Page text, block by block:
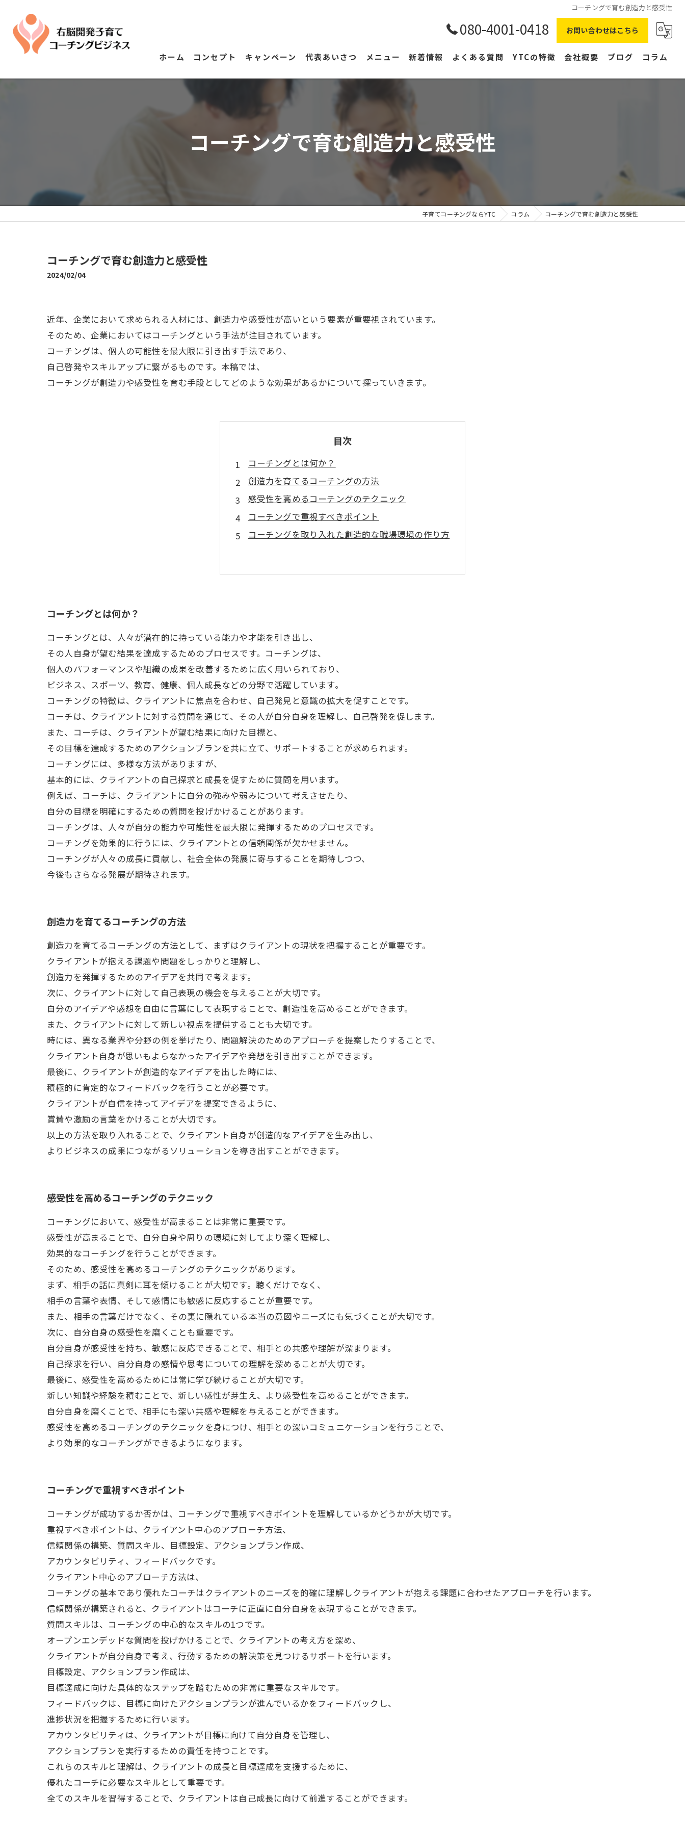
コーチングで育む創造力と感受性
080-4001-0418 お問い合わせはこちら
ホーム コンセプト キャンペーン 代表あいさつ メニュー 新着情報 よくある質問 YTCの特徴 会社概要 ブログ コラム
コーチングで育む創造力と感受性
子育てコーチングならYTC コラム コーチングで育む創造力と感受性
コーチングで育む創造力と感受性
2024/02/04
近年、企業において求められる人材には、創造力や感受性が高いという要素が重要視されています。
そのため、企業においてはコーチングという手法が注目されています。
コーチングは、個人の可能性を最大限に引き出す手法であり、
自己啓発やスキルアップに繋がるものです。本稿では、
コーチングが創造力や感受性を育む手段としてどのような効果があるかについて探っていきます。
目次
コーチングとは何か？
創造力を育てるコーチングの方法
感受性を高めるコーチングのテクニック
コーチングで重視すべきポイント
コーチングを取り入れた創造的な職場環境の作り方
コーチングとは何か？
コーチングとは、人々が潜在的に持っている能力や才能を引き出し、
その人自身が望む結果を達成するためのプロセスです。コーチングは、
個人のパフォーマンスや組織の成果を改善するために広く用いられており、
ビジネス、スポーツ、教育、健康、個人成長などの分野で活躍しています。
コーチングの特徴は、クライアントに焦点を合わせ、自己発見と意識の拡大を促すことです。
コーチは、クライアントに対する質問を通じて、その人が自分自身を理解し、自己啓発を促します。
また、コーチは、クライアントが望む結果に向けた目標と、
その目標を達成するためのアクションプランを共に立て、サポートすることが求められます。
コーチングには、多様な方法がありますが、
基本的には、クライアントの自己探求と成長を促すために質問を用います。
例えば、コーチは、クライアントに自分の強みや弱みについて考えさせたり、
自分の目標を明確にするための質問を投げかけることがあります。
コーチングは、人々が自分の能力や可能性を最大限に発揮するためのプロセスです。
コーチングを効果的に行うには、クライアントとの信頼関係が欠かせません。
コーチングが人々の成長に貢献し、社会全体の発展に寄与することを期待しつつ、
今後もさらなる発展が期待されます。
創造力を育てるコーチングの方法
創造力を育てるコーチングの方法として、まずはクライアントの現状を把握することが重要です。
クライアントが抱える課題や問題をしっかりと理解し、
創造力を発揮するためのアイデアを共同で考えます。
次に、クライアントに対して自己表現の機会を与えることが大切です。
自分のアイデアや感想を自由に言葉にして表現することで、創造性を高めることができます。
また、クライアントに対して新しい視点を提供することも大切です。
時には、異なる業界や分野の例を挙げたり、問題解決のためのアプローチを提案したりすることで、
クライアント自身が思いもよらなかったアイデアや発想を引き出すことができます。
最後に、クライアントが創造的なアイデアを出した時には、
積極的に肯定的なフィードバックを行うことが必要です。
クライアントが自信を持ってアイデアを提案できるように、
賞賛や激励の言葉をかけることが大切です。
以上の方法を取り入れることで、クライアント自身が創造的なアイデアを生み出し、
よりビジネスの成果につながるソリューションを導き出すことができます。
感受性を高めるコーチングのテクニック
コーチングにおいて、感受性が高まることは非常に重要です。
感受性が高まることで、自分自身や周りの環境に対してより深く理解し、
効果的なコーチングを行うことができます。
そのため、感受性を高めるコーチングのテクニックがあります。
まず、相手の話に真剣に耳を傾けることが大切です。聴くだけでなく、
相手の言葉や表情、そして感情にも敏感に反応することが重要です。
また、相手の言葉だけでなく、その裏に隠れている本当の意図やニーズにも気づくことが大切です。
次に、自分自身の感受性を磨くことも重要です。
自分自身が感受性を持ち、敏感に反応できることで、相手との共感や理解が深まります。
自己探求を行い、自分自身の感情や思考についての理解を深めることが大切です。
最後に、感受性を高めるためには常に学び続けることが大切です。
新しい知識や経験を積むことで、新しい感性が芽生え、より感受性を高めることができます。
自分自身を磨くことで、相手にも深い共感や理解を与えることができます。
感受性を高めるコーチングのテクニックを身につけ、相手との深いコミュニケーションを行うことで、
より効果的なコーチングができるようになります。
コーチングで重視すべきポイント
コーチングが成功するか否かは、コーチングで重視すべきポイントを理解しているかどうかが大切です。
重視すべきポイントは、クライアント中心のアプローチ方法、
信頼関係の構築、質問スキル、目標設定、アクションプラン作成、
アカウンタビリティ、フィードバックです。
クライアント中心のアプローチ方法は、
コーチングの基本であり優れたコーチはクライアントのニーズを的確に理解しクライアントが抱える課題に合わせたアプローチを行います。
信頼関係が構築されると、クライアントはコーチに正直に自分自身を表現することができます。
質問スキルは、コーチングの中心的なスキルの1つです。
オープンエンデッドな質問を投げかけることで、クライアントの考え方を深め、
クライアントが自分自身で考え、行動するための解決策を見つけるサポートを行います。
目標設定、アクションプラン作成は、
目標達成に向けた具体的なステップを踏むための非常に重要なスキルです。
フィードバックは、目標に向けたアクションプランが進んでいるかをフィードバックし、
進捗状況を把握するために行います。
アカウンタビリティは、クライアントが目標に向けて自分自身を管理し、
アクションプランを実行するための責任を持つことです。
これらのスキルと理解は、クライアントの成長と目標達成を支援するために、
優れたコーチに必要なスキルとして重要です。
全てのスキルを習得することで、クライアントは自己成長に向けて前進することができます。